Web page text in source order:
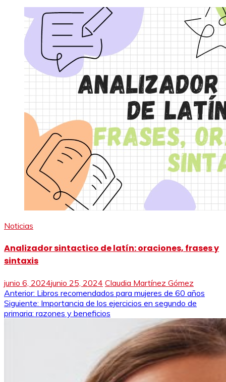
Noticias
Analizador sintactico de latín: oraciones, frases y
sintaxis
junio 6, 2024junio 25, 2024 Claudia Martínez Gómez
Navegación
de
Anterior: Libros recomendados para mujeres de 60 años
Siguiente: Importancia de los ejercicios en segundo de
primaria: razones y beneficios